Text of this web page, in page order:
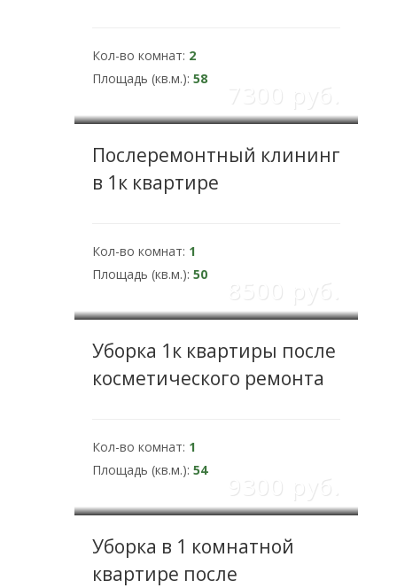
Кол-во комнат: 2
Площадь (кв.м.): 58
Послеремонтный клининг
в 1к квартире
Кол-во комнат: 1
Площадь (кв.м.): 50
Уборка 1к квартиры после
косметического ремонта
Кол-во комнат: 1
Площадь (кв.м.): 54
Уборка в 1 комнатной
квартире после